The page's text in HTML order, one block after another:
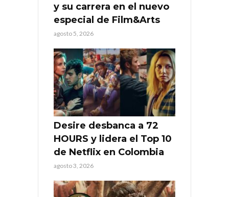
y su carrera en el nuevo
especial de Film&Arts
agosto 5, 2026
Desire desbanca a 72
HOURS y lidera el Top 10
de Netflix en Colombia
agosto 3, 2026